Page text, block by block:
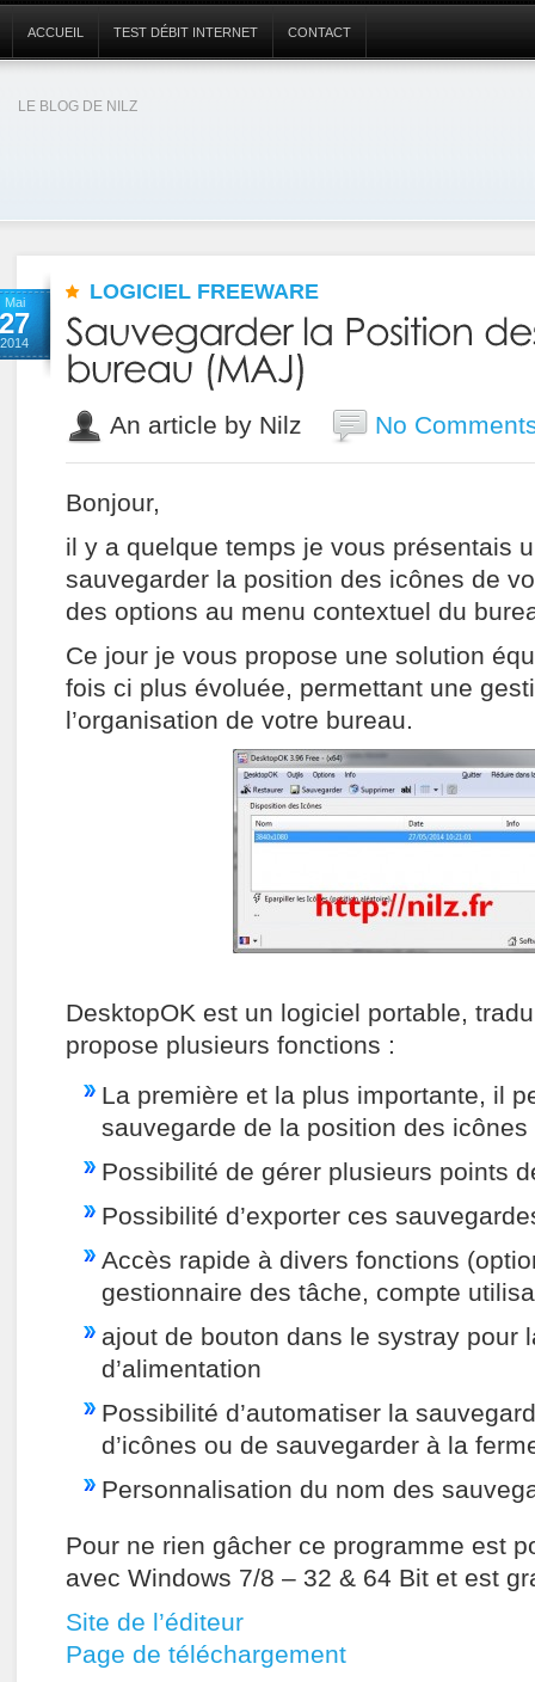
LE BLOG DE NILZ
ACCUEIL TEST DÉBIT INTERNET CONTACT
Mai
27
2014
LOGICIEL FREEWARE
An article by Nilz No
Bonjour,
il y a quelque temps je vous présentais
sauvegarder la position des icônes de
des options au menu contextuel du
Ce jour je vous propose une solution
fois ci plus évoluée, permettant une
l’organisation de votre bureau.
DesktopOK est un logiciel portable,
propose plusieurs fonctions :
La première et la plus importante, il
sauvegarde de la position des
Possibilité de gérer plusieurs points
Possibilité d’exporter ces
Accès rapide à divers fonctions
gestionnaire des tâche, compte
ajout de bouton dans le systray pour
d’alimentation
Possibilité d’automatiser la
d’icônes ou de sauvegarder à la
Personnalisation du nom des
Pour ne rien gâcher ce programme est
avec Windows 7/8 – 32 & 64 Bit et est
Site de l’éditeur
Page de téléchargement